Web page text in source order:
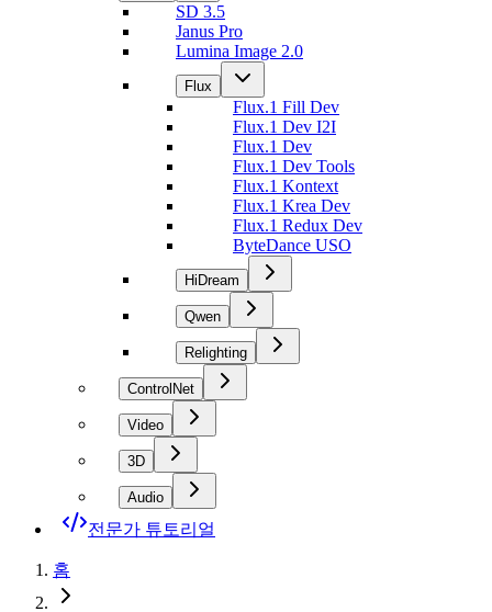
SD 3.5
Janus Pro
Lumina Image 2.0
Flux
Flux.1 Fill Dev
Flux.1 Dev I2I
Flux.1 Dev
Flux.1 Dev Tools
Flux.1 Kontext
Flux.1 Krea Dev
Flux.1 Redux Dev
ByteDance USO
HiDream
Qwen
Relighting
ControlNet
Video
3D
Audio
전문가 튜토리얼
홈